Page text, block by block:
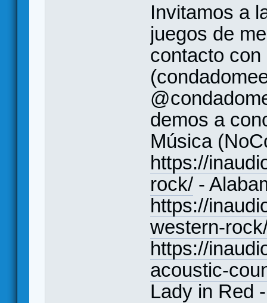
Invitamos a
juegos de
contacto
demos a
Música
https://
rock/ -
https://
western-
https://
acoustic-
Lady in Red